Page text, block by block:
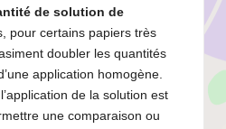
de solution de
pour certains papiers très
doubler les quantités
application homogène.
de la solution est
une comparaison ou